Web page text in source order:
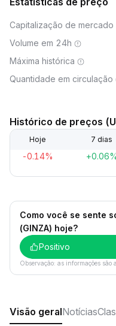
Capitalização de mercado
Volume em 24h
Máxima histórica
Quantidade em circulação
Histórico de preços
Hoje 7 dias
-0.14% +0.06%
Como você se sente
(GINZA) hoje?
Positivo
Observação: as informações são
Visão geralNotícias